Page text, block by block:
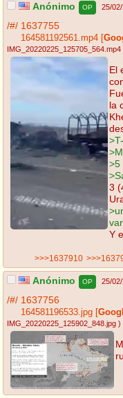
Anónimo OP 25/
/#/ 1637755
164581192561.mp4
IMG_20220225_125705_564.mp4
El
la
>5
3
Y
>>>1637910
Anónimo OP 25/
/#/ 1637756
164581196533.jpg
IMG_20220225_125902_848.jpg )